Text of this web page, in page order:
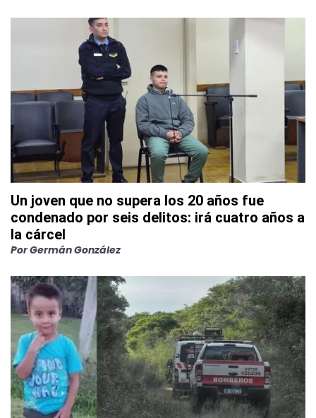
Un joven que no supera los 20 años fue
condenado por seis delitos: irá cuatro años a
la cárcel
PorGermán González